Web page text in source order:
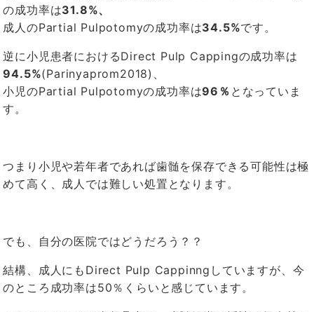
の成功率は31.8%、
成人のPartial Pulpotomyの成功率は34.5%です。
逆に小児患者におけるDirect Pulp Cappingの成功率は
94.5%(Parinyaprom2018)、
小児のPartial Pulpotomyの成功率は96％ となっていま
す。
つまり小児や若年者であれば歯髄を保存できる可能性は極
めて高く、成人では難しい処置となります。
でも、自分の医院ではどうだろう？？
結構、成人にもDirect Pulp Cappinngしていますが、今
のところ成功率は50％くらいと感じています。